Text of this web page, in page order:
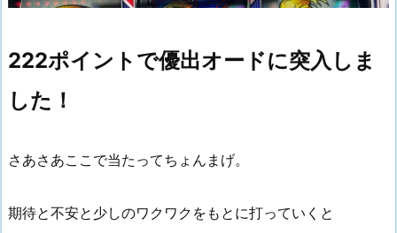
222ポイントで優出オードに突入しま
した！
さあさあここで当たってちょんまげ。
期待と不安と少しのワクワクをもとに打っていくと